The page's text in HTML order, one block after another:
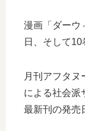
漫画「ダーウ
日、そして10
月刊アフタヌ
による社会派
最新刊の発売